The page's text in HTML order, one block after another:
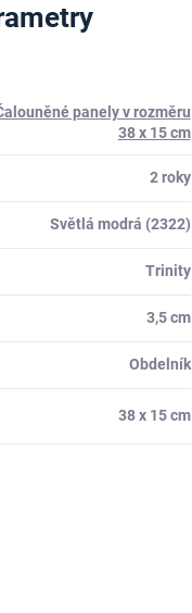
panely v rozměru
38 x 15 cm
2 roky
Světlá modrá (2322)
Trinity
3,5 cm
Obdelník
38 x 15 cm